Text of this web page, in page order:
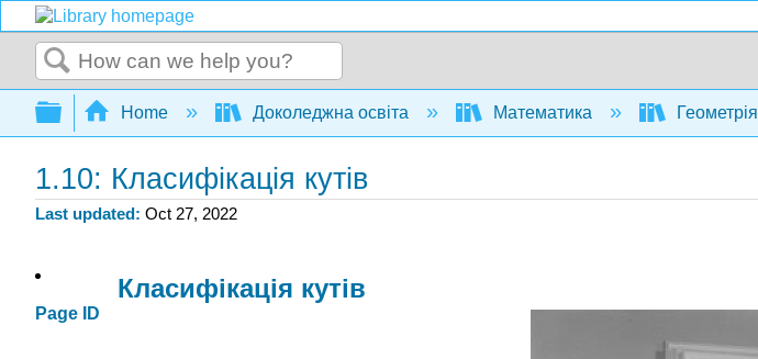
Search
Expand/collapse global hierarchy
Home Доколеджна освіта Математика Геометрія
1.10: Класифікація кутів
Last updated Oct 27, 2022
Page ID
Класифікація кутів